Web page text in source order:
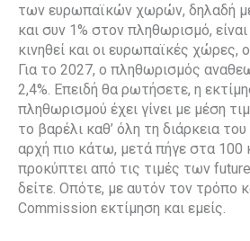
των ευρωπαϊκών χωρών, δηλαδή
και συν 1% στον πληθωρισμό,
κινηθεί και οι ευρωπαϊκές χώρες,
Για το 2027, ο πληθωρισμός
2,4%. Επειδή θα ρωτήσετε, η
πληθωρισμού έχει γίνει με μέση
το βαρέλι καθ’ όλη τη διάρκεια
αρχή πιο κάτω, μετά πήγε στα
προκύπτει από τις τιμές των
δείτε. Οπότε, με αυτόν τον τρόπο
Commission εκτίμηση και εμείς.